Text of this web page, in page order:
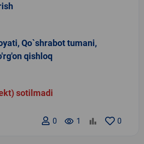
Qo`shrabot tumani,
qishloq
sotilmadi
0
remove_red_eye 1
0